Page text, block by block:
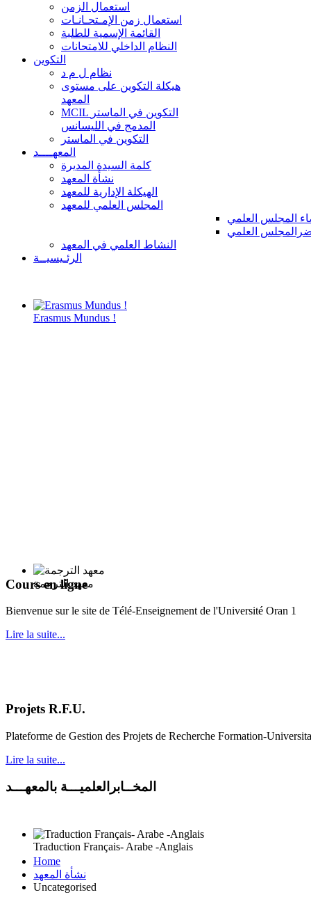
استعمال الزمن
استعمال زمن الإمـتحـانـات
القائمة الإسمية للطلبة
النظام الداخلي للامتحانات
التكوين
نظام ل م د
هيكلة التكوين على مستوى
المعهد
MCIL التكوين في الماستر
المدمج في الليسانس
التكوين في الماستر
المعهــــد
كلمة السيدة المديرة
نشأة المعهد
الهيكلة الإدارية للمعهد
المجلس العلمي للمعهد
المجلس العلمي
العلمي
النشاط العلمي في المعهد
الرئـيسيــة
Erasmus Mundus !
معهد الترجمة
Traduction Français- Arabe -Anglais
Cours en ligne
Bienvenue sur le site de Télé-Enseignement de l'Université Oran 1
Lire la suite...
Projets R.F.U.
Plateforme de Gestion des Projets de Recherche Formation-
Lire la suite...
المخــابرالعلميـــة بالمعهـــد
Home
نشأة المعهد
Uncategorised